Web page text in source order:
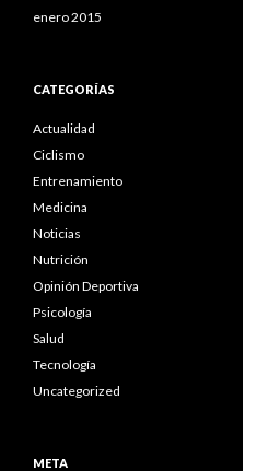
enero 2015
CATEGORÍAS
Actualidad
Ciclismo
Entrenamiento
Medicina
Noticias
Nutrición
Opinión Deportiva
Psicología
Salud
Tecnología
Uncategorized
META